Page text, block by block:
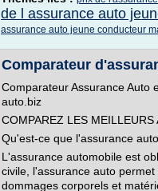
de l assurance auto
assurance auto jeune conducteur
Comparateur
Comparateur Assurance Auto
auto.biz
COMPAREZ LES MEILLEURS
Qu'est-ce que l'assurance
L'assurance automobile est
civile, l'assurance auto
dommages corporels et